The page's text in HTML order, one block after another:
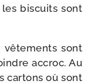
bis­cuits sont
vête­ments sont
accroc. Au
car­tons où sont